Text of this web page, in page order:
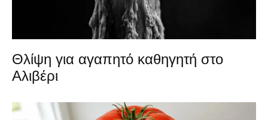
Θλίψη για αγαπητό καθηγητή στο
Αλιβέρι